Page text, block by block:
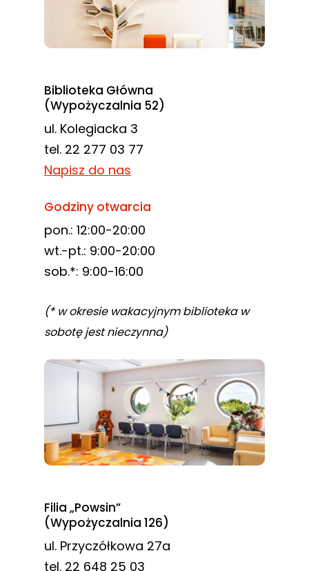
Biblioteka Główna
(Wypożyczalnia 52)
ul. Kolegiacka 3
tel. 22 277 03 77
Napisz do nas
Godziny otwarcia
pon.: 12:00-20:00
wt.-pt.: 9:00-20:00
sob.*: 9:00-16:00
(* w okresie wakacyjnym biblioteka w
sobotę jest nieczynna)
Filia „Powsin”
(Wypożyczalnia 126)
ul. Przyczółkowa 27a
tel. 22 648 25 03